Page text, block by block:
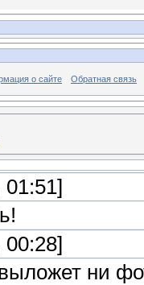
о сайте Обратная связь
01:51]
00:28]
ни